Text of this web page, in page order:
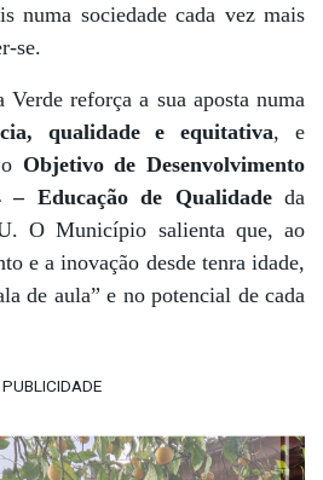
numa sociedade cada vez mais
se.
reforça a sua aposta numa
qualidade e equitativa, e
Objetivo de Desenvolvimento
– Educação de Qualidadeda
O Município salienta que, ao
e a inovação desde tenra idade,
de aula” e no potencial de cada
PUBLICIDADE